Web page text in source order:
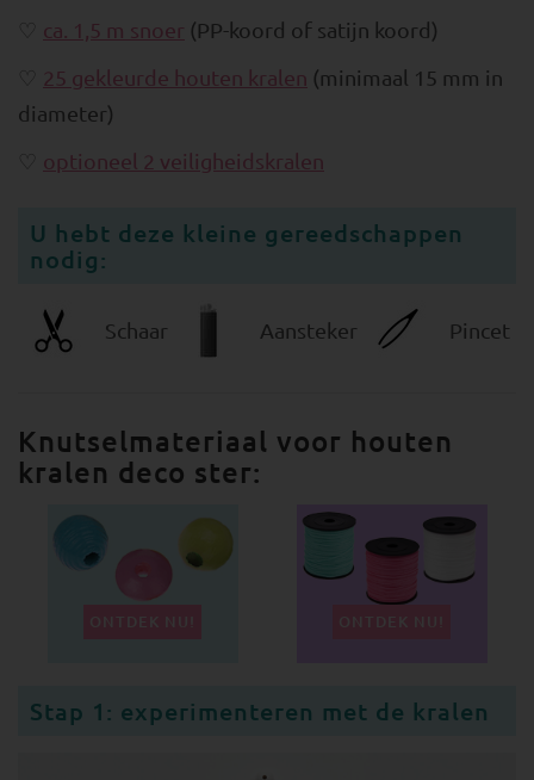
ca. 1,5 m snoer (PP-koord of satijn koord)
25 gekleurde houten kralen (minimaal 15 mm in
diameter)
optioneel 2 veiligheidskralen
U hebt deze kleine gereedschappen
nodig:
Schaar Aansteker Pincet
Knutselmateriaal voor houten
kralen deco ster:
Stap 1: experimenteren met de kralen